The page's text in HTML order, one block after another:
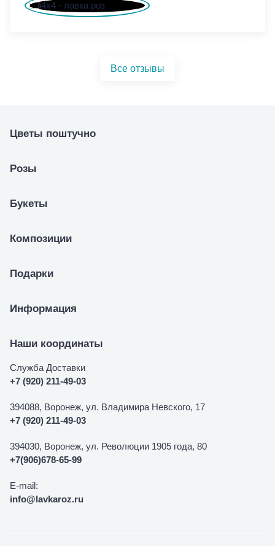
Все отзывы
Цветы поштучно
Розы
Букеты
Композиции
Подарки
Информация
Наши координаты
Служба Доставки
+7 (920) 211-49-03
394088, Воронеж, ул. Владимира Невского, 17
+7 (920) 211-49-03
394030, Воронеж, ул. Революции 1905 года, 80
+7(906)678-65-99
E-mail:
info@lavkaroz.ru